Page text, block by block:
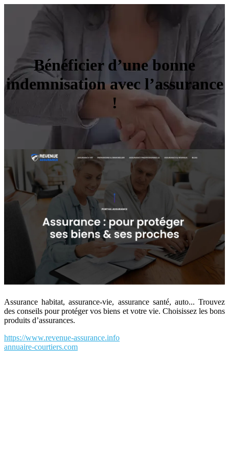
Bénéficier d’une bonne
indemnisation avec l’assurance
!
Assurance habitat, assurance-vie, assurance santé, auto... Trouvez
des conseils pour protéger vos biens et votre vie. Choisissez les bons
produits d’assurances.
https://www.revenue-assurance.info
annuaire-courtiers.com